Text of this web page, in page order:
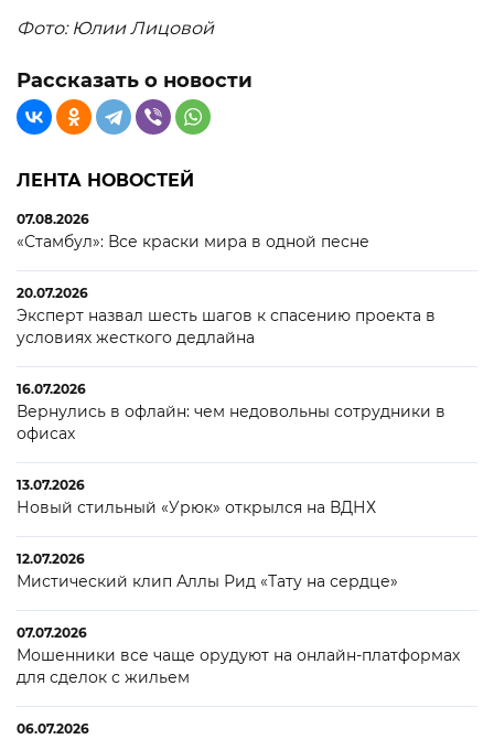
Фото: Юлии Лицовой
Рассказать о новости
ЛЕНТА НОВОСТЕЙ
07.08.2026
«Стамбул»: Все краски мира в одной песне
20.07.2026
Эксперт назвал шесть шагов к спасению проекта в
условиях жесткого дедлайна
16.07.2026
Вернулись в офлайн: чем недовольны сотрудники в
офисах
13.07.2026
Новый стильный «Урюк» открылся на ВДНХ
12.07.2026
Мистический клип Аллы Рид «Тату на сердце»
07.07.2026
Мошенники все чаще орудуют на онлайн-платформах
для сделок с жильем
06.07.2026